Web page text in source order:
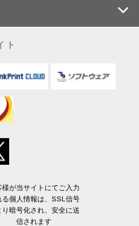
ト
様が当サイトにてご入力
る個人情報は、SSL信号
り暗号化され、安全に送
信されます